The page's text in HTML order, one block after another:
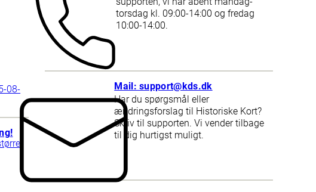
08-
torsdag kl. 09:00-14:00 og fredag
10:00-14:00.
Mail: support@kds.dk
Har du spørgsmål eller
ændringsforslag til Historiske Kort?
Skriv til supporten. Vi vender tilbage
til dig hurtigst muligt.